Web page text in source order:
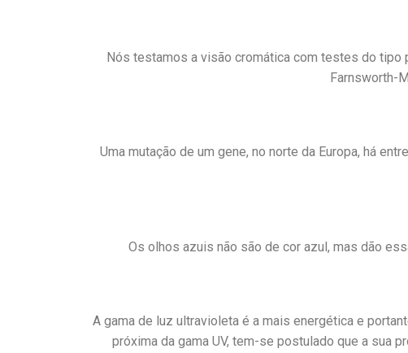
Nós testamos a visão cromática com testes do
Farnsworth-
Uma mutação de um gene, no norte da Europa, há
Os olhos azuis não são de cor azul, mas dão
A gama de luz ultravioleta é a mais energética e
próxima da gama UV, tem-se postulado que a sua